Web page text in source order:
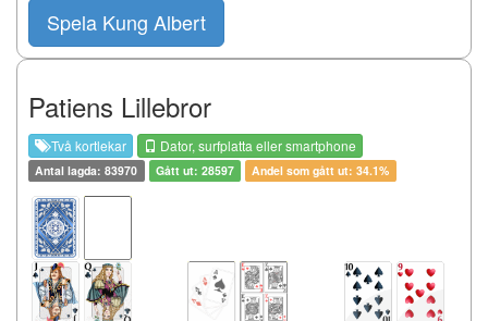
Spela Kung Albert
Patiens Lillebror
Två kortlekar Dator, surfplatta eller smartphone
Antal lagda: 83970 Gått ut: 28597 Andel som gått ut: 34.1%